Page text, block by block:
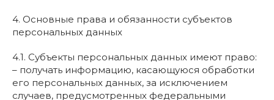
4. Основные права и обязанности субъектов
персональных данных
4.1. Субъекты персональных данных имеют право:
– получать информацию, касающуюся обработки
его персональных данных, за исключением
случаев, предусмотренных федеральными